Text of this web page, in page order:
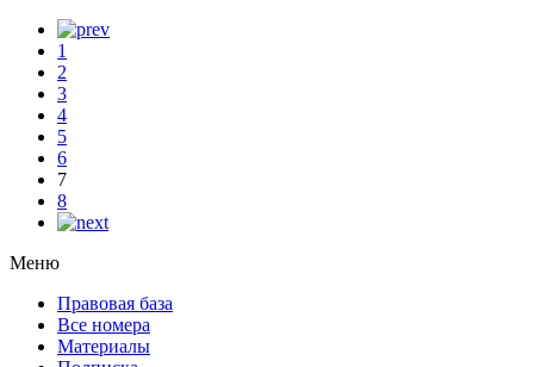
1
2
3
4
5
6
7
8
Меню
Правовая база
Все номера
Материалы